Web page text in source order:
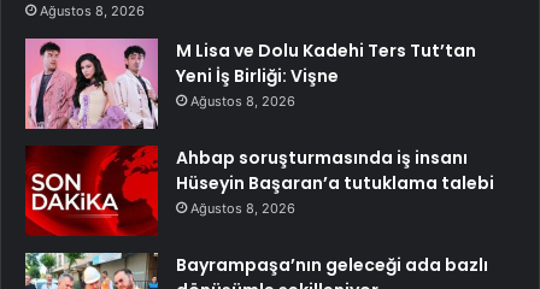
Ağustos 8, 2026
M Lisa ve Dolu Kadehi Ters Tut’tan
Yeni İş Birliği: Vişne
Ağustos 8, 2026
Ahbap soruşturmasında iş insanı
Hüseyin Başaran’a tutuklama talebi
Ağustos 8, 2026
Bayrampaşa’nın geleceği ada bazlı